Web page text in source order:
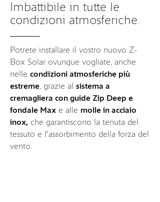
Imbattibile in tutte le
condizioni atmosferiche.
Potrete installare il vostro nuovo Z-
Box Solar ovunque vogliate, anche
nelle condizioni atmosferiche più
estreme, grazie al sistema a
cremagliera con guide Zip Deep e
fondale Max e alle molle in acciaio
inox, che garantiscono la tenuta del
tessuto e l'assorbimento della forza del
vento.